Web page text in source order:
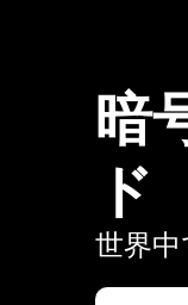
暗
ド
世界